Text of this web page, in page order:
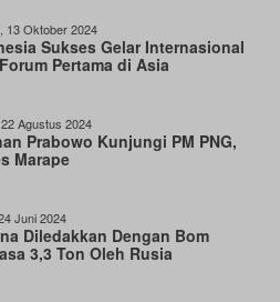
13 Oktober 2024
Sukses Gelar Internasional
Pertama di Asia
Agustus 2024
Prabowo Kunjungi PM PNG,
Marape
Juni 2024
Diledakkan Dengan Bom
3,3 Ton Oleh Rusia